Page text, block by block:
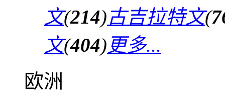
文(214)古吉拉特文(
文(404) 更多...
欧洲